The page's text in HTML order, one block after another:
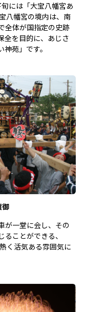
には「大宝八幡宮あ
八幡宮の境内は、南
全体が国指定の史跡
全を目的に、あじさ
苑」です。
御
が一堂に会し、その
ることができる、
く活気ある雰囲気に